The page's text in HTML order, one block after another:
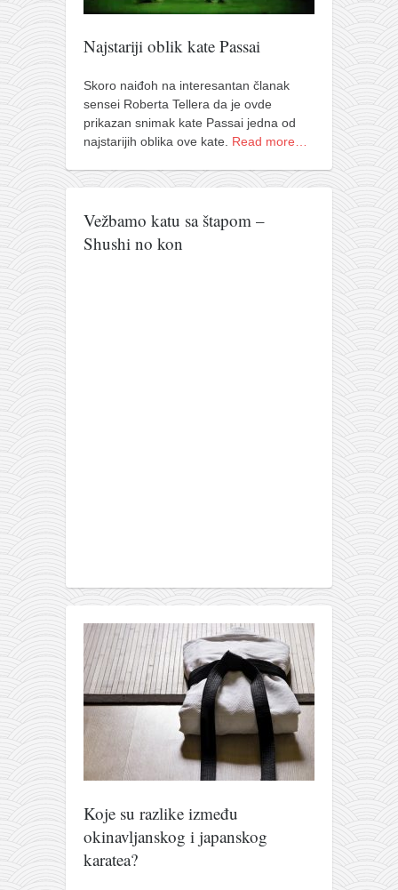
Najstariji oblik kate Passai
Skoro naiđoh na interesantan članak
sensei Roberta Tellera da je ovde
prikazan snimak kate Passai jedna od
najstarijih oblika ove kate. Read more…
Vežbamo katu sa štapom –
Shushi no kon
Koje su razlike između
okinavljanskog i japanskog
karatea?